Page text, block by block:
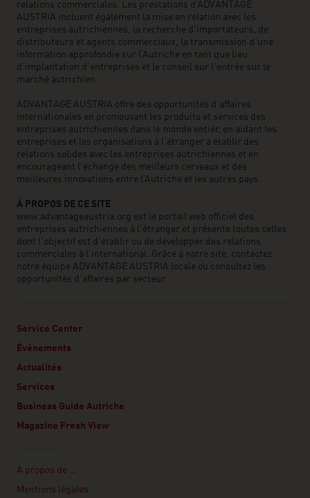
relations commerciales. Les prestations d’ADVANTAGE
AUSTRIA incluent également la mise en relation avec les
entreprises autrichiennes, la recherche d’importateurs, de
distributeurs et agents commerciaux, la transmission d’une
information approfondie sur l’Autriche en tant que lieu
d’implantation d’entreprises et le conseil sur l’entrée sur le
marché autrichien.
ADVANTAGE AUSTRIA offre des opportunités d'affaires
internationales en promouvant les produits et services des
entreprises autrichiennes dans le monde entier, en aidant les
entreprises et les organisations à l’étranger à établir des
relations solides avec les entreprises autrichiennes et en
encourageant l'échange des meilleurs cerveaux et des
meilleures innovations entre l’Autriche et les autres pays.
À PROPOS DE CE SITE
www.advantageaustria.org est le portail web officiel des
entreprises autrichiennes à l’étranger et présente toutes celles
dont l'objectif est d'établir ou de développer des relations
commerciales à l'international. Grâce à notre site, contactez
notre équipe ADVANTAGE AUSTRIA locale ou consultez les
opportunités d’affaires par secteur.
Service Center
Événements
Actualités
Services
Business Guide Autriche
Magazine Fresh View
A propos de …
Mentions légales